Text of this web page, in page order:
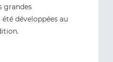
grandes
développées au